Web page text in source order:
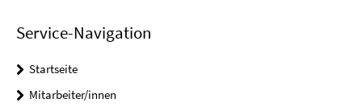
Service-Navigation
Startseite
Mitarbeiter/innen